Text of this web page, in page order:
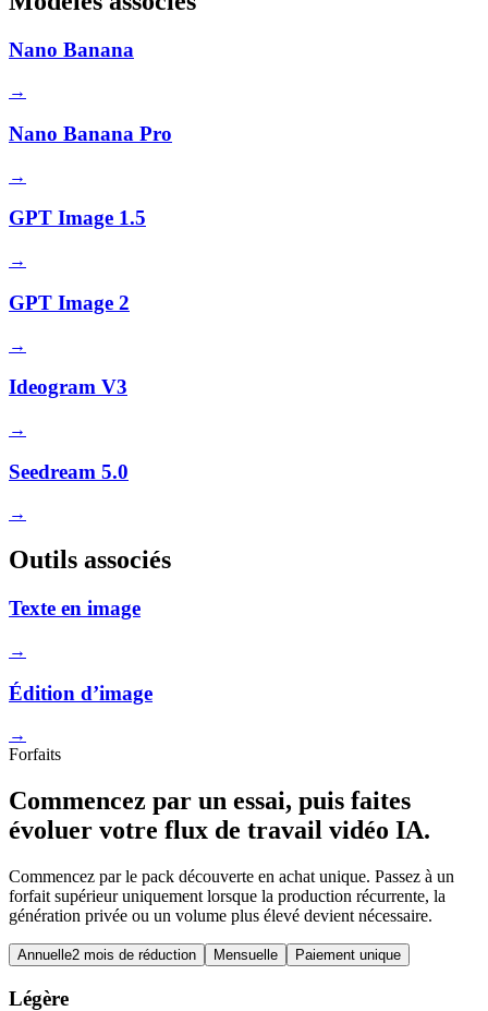
Nano Banana
→
Nano Banana Pro
→
GPT Image 1.5
→
GPT Image 2
→
Ideogram V3
→
Seedream 5.0
→
Outils associés
Texte en image
→
Édition d’image
→
Forfaits
Commencez par un essai, puis faites
évoluer votre flux de travail vidéo IA.
Commencez par le pack découverte en achat unique. Passez à un
forfait supérieur uniquement lorsque la production récurrente, la
génération privée ou un volume plus élevé devient nécessaire.
Annuelle2 mois de réduction Mensuelle Paiement unique
Légère